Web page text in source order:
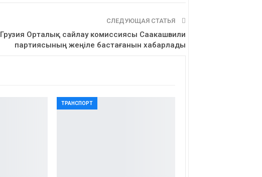
СЛЕДУЮЩАЯ СТАТЬЯ
Грузия Орталық сайлау комиссиясы Саакашвили
партиясының жеңіле бастағанын хабарлады
ТРАНСПОРТ